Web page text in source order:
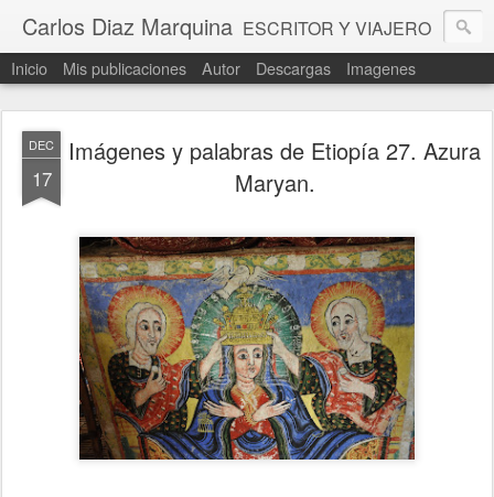
Carlos Diaz Marquina ESCRITOR Y VIAJERO
Inicio Mis publicaciones Autor Descargas Imagenes
DEC
17
Imágenes y palabras de Etiopía 27. Azura
Maryan.